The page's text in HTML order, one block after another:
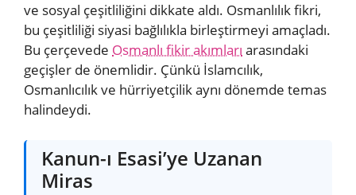
ve sosyal çeşitliliğini dikkate aldı. Osmanlılık fikri,
bu çeşitliliği siyasi bağlılıkla birleştirmeyi amaçladı.
Bu çerçevede Osmanlı fikir akımları arasındaki
geçişler de önemlidir. Çünkü İslamcılık,
Osmanlıcılık ve hürriyetçilik aynı dönemde temas
halindeydi.
Kanun-ı Esasi’ye Uzanan
Miras